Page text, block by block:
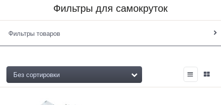
Фильтры для самокруток
Фильтры товаров